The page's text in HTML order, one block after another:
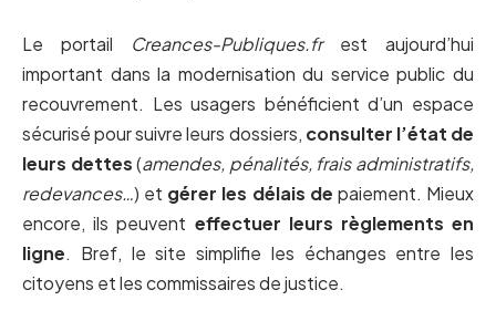
Le portail Creances-Publiques.frest aujourd’hui
important dans la modernisation du service public du
recouvrement. Les usagers bénéficient d’un espace
sécurisé pour suivre leurs dossiers, consulter l’état de
leurs dettes(amendes, pénalités, frais administratifs,
redevances…) et gérer les délais de paiement. Mieux
encore, ils peuvent effectuer leurs règlements en
ligne. Bref, le site simplifie les échanges entre les
citoyens et les commissaires de justice.